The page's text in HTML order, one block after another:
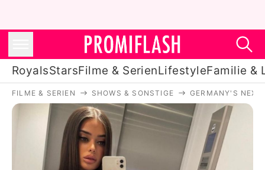
RoyalsStarsFilme & SerienLifestyleFamilie &
Royals
Stars
Filme & Serien
FILME & SERIEN SHOWS & SONSTIGE GERMANY'S NEXT